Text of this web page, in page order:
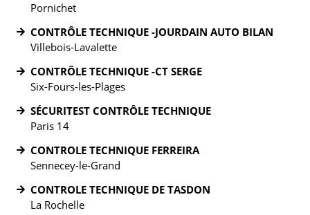
Pornichet
CONTRÔLE TECHNIQUE -JOURDAIN AUTO BILAN
Villebois-Lavalette
CONTRÔLE TECHNIQUE -CT SERGE
Six-Fours-les-Plages
SÉCURITEST CONTRÔLE TECHNIQUE
Paris 14
CONTROLE TECHNIQUE FERREIRA
Sennecey-le-Grand
CONTROLE TECHNIQUE DE TASDON
La Rochelle